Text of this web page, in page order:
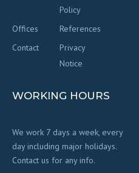
Policy
Offices
References
Contact
Privacy
Notice
WORKING HOURS
We work 7 days a week, every
day including major holidays.
Contact us for any info.